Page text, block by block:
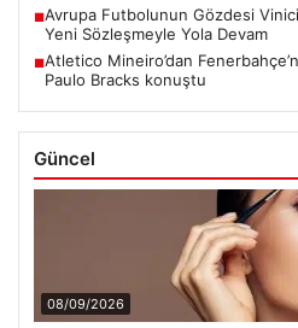
■Avrupa Futbolunun Gözdesi
Yeni Sözleşmeyle Yola Devam
■Atletico Mineiro’dan
Paulo Bracks konuştu
Güncel
08/09/2026